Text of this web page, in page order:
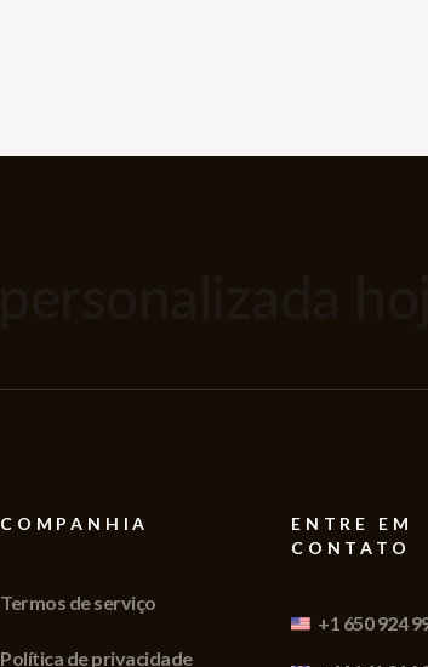
COMPANHIA
Termos de serviço
Política de privacidade
ENTRE EM
CONTATO
+1 650 924